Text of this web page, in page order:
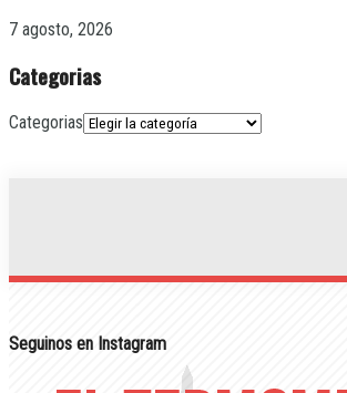
7 agosto, 2026
Categorias
Categorias
Seguinos en Instagram